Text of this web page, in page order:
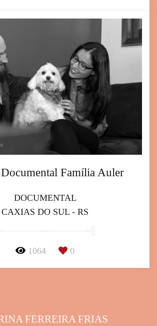
Família Auler
DOCUMENTAL
CAXIAS DO SUL - RS
1064 0
FERREIRA FRIAS